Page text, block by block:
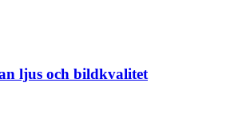
ljus och bildkvalitet